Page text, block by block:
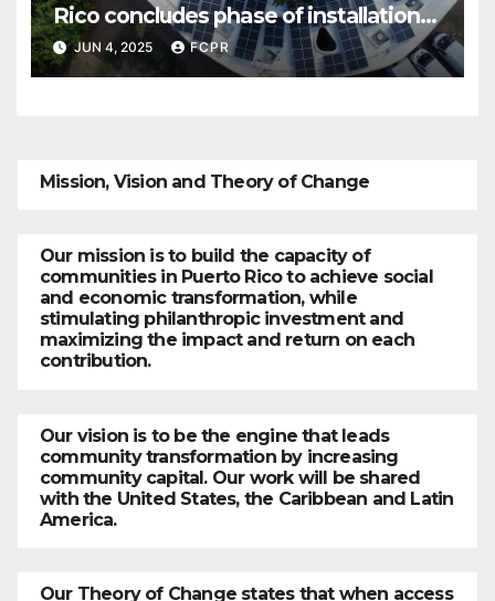
Rico concludes phase of installation
of solar systems in Culebra
businesses
JUN 4, 2025 FCPR
Mission, Vision and Theory of Change
Our mission is to build the capacity of
communities in Puerto Rico to achieve social
and economic transformation, while
stimulating philanthropic investment and
maximizing the impact and return on each
contribution.
Our vision is to be the engine that leads
community transformation by increasing
community capital. Our work will be shared
with the United States, the Caribbean and Latin
America.
Our Theory of Change states that when access